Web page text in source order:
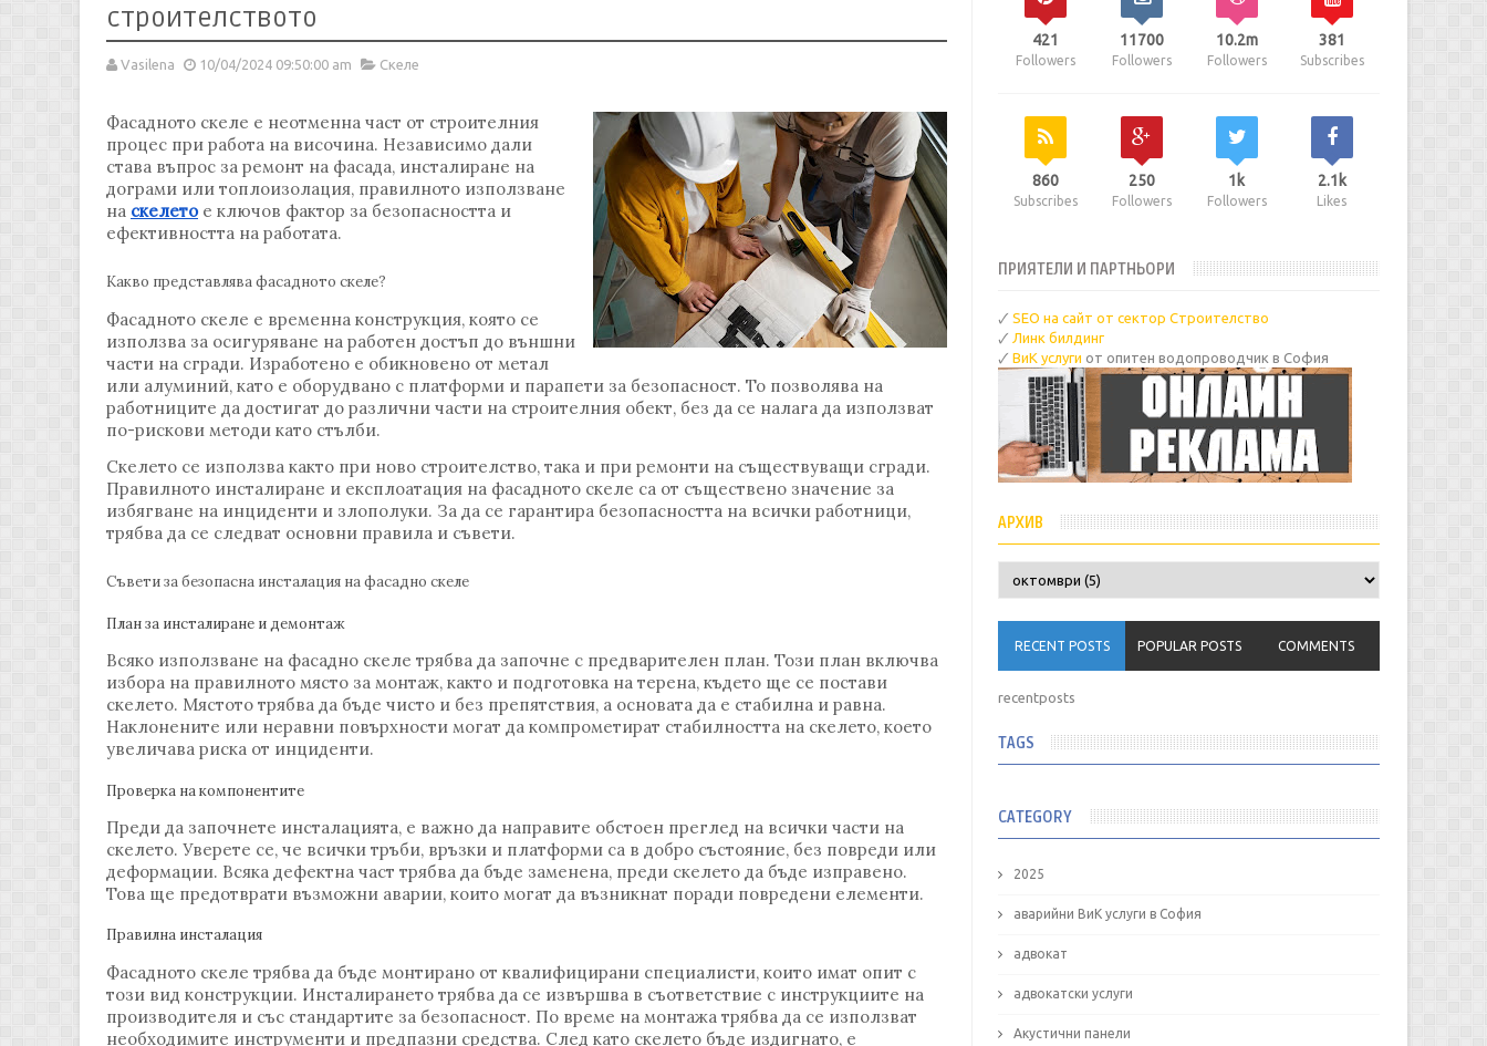
строителството
Vasilena 10/04/2024 09:50:00 am Скеле
Фасадното скеле е неотменна част от строителния
процес при работа на височина. Независимо дали
става въпрос за ремонт на фасада, инсталиране на
дограми или топлоизолация, правилното използване
на скелетое ключов фактор за безопасността и
ефективността на работата.
Какво представлява фасадното скеле?
Фасадното скеле е временна конструкция, която се
използва за осигуряване на работен достъп до външни
части на сгради. Изработено е обикновено от метал
или алуминий, като е оборудвано с платформи и парапети за безопасност. То позволява на
работниците да достигат до различни части на строителния обект, без да се налага да използват
по-рискови методи като стълби.
Скелето се използва както при ново строителство, така и при ремонти на съществуващи сгради.
Правилното инсталиране и експлоатация на фасадното скеле са от съществено значение за
избягване на инциденти и злополуки. За да се гарантира безопасността на всички работници,
трябва да се следват основни правила и съвети.
Съвети за безопасна инсталация на фасадно скеле
План за инсталиране и демонтаж
Всяко използване на фасадно скеле трябва да започне с предварителен план. Този план включва
избора на правилното място за монтаж, както и подготовка на терена, където ще се постави
скелето. Мястото трябва да бъде чисто и без препятствия, а основата да е стабилна и равна.
Наклонените или неравни повърхности могат да компрометират стабилността на скелето, което
увеличава риска от инциденти.
Проверка на компонентите
Преди да започнете инсталацията, е важно да направите обстоен преглед на всички части на
скелето. Уверете се, че всички тръби, връзки и платформи са в добро състояние, без повреди или
деформации. Всяка дефектна част трябва да бъде заменена, преди скелето да бъде изправено.
Това ще предотврати възможни аварии, които могат да възникнат поради повредени елементи.
Правилна инсталация
Фасадното скеле трябва да бъде монтирано от квалифицирани специалисти, които имат опит с
този вид конструкции. Инсталирането трябва да се извършва в съответствие с инструкциите на
производителя и със стандартите за безопасност. По време на монтажа трябва да се използват
необходимите инструменти и предпазни средства. След като скелето бъде издигнато, е
421
Followers
11700
Followers
10.2m
Followers
381
Subscribes
860
Subscribes
250
Followers
1k
Followers
2.1k
Likes
ПРИЯТЕЛИ И ПАРТНЬОРИ
🗸SEO на сайт от сектор Строителство
🗸Линк билдинг
🗸ВиК услуги от опитен водопроводчик в София
АРХИВ
RECENT POSTS POPULAR POSTS COMMENTS
recentposts
TAGS
CATEGORY
2025
аварийни ВиК услуги в София
адвокат
адвокатски услуги
Акустични панели